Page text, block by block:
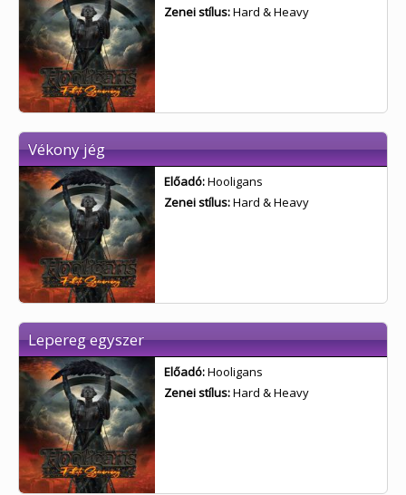
Zenei stílus:Hard & Heavy
Vékony jég
Előadó:Hooligans
Zenei stílus:Hard & Heavy
Lepereg egyszer
Előadó:Hooligans
Zenei stílus:Hard & Heavy